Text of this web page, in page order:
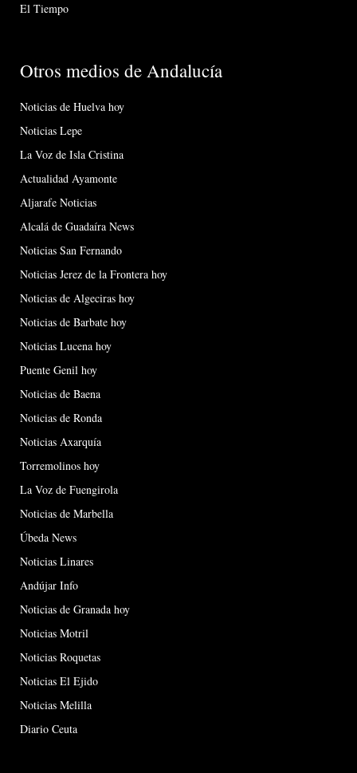
El Tiempo
Otros medios de Andalucía
Noticias de Huelva hoy
Noticias Lepe
La Voz de Isla Cristina
Actualidad Ayamonte
Aljarafe Noticias
Alcalá de Guadaíra News
Noticias San Fernando
Noticias Jerez de la Frontera hoy
Noticias de Algeciras hoy
Noticias de Barbate hoy
Noticias Lucena hoy
Puente Genil hoy
Noticias de Baena
Noticias de Ronda
Noticias Axarquía
Torremolinos hoy
La Voz de Fuengirola
Noticias de Marbella
Úbeda News
Noticias Linares
Andújar Info
Noticias de Granada hoy
Noticias Motril
Noticias Roquetas
Noticias El Ejido
Noticias Melilla
Diario Ceuta